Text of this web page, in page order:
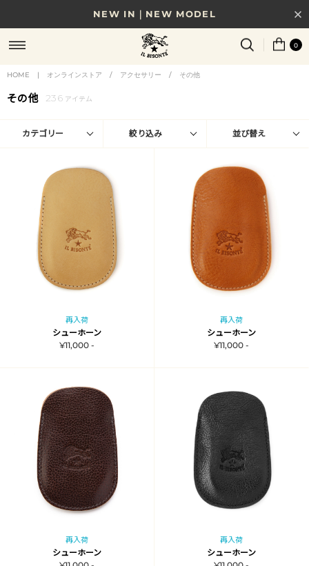
NEW IN｜NEW MODEL
8/17(月)10時まで｜税込11,000円以上で送料無料
贈る相手やシーンから選べる、新しいギフトガイド
NEW IN｜COLOR LEATHER
0
HOME | オンラインストア / アクセサリー / その他
その他 236 アイテム
カテゴリー 絞り込み 並び替え
再入荷
シューホーン
¥11,000 -
再入荷
シューホーン
¥11,000 -
再入荷
シューホーン
再入荷
シューホーン